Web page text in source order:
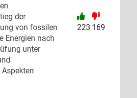
der
von fossilen
Energien nach
unter
223 169